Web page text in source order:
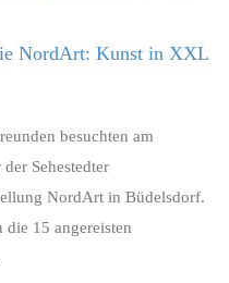
NordArt: Kunst in XXL
besuchten am
Sehestedter
NordArt in Büdelsdorf.
die 15 angereisten